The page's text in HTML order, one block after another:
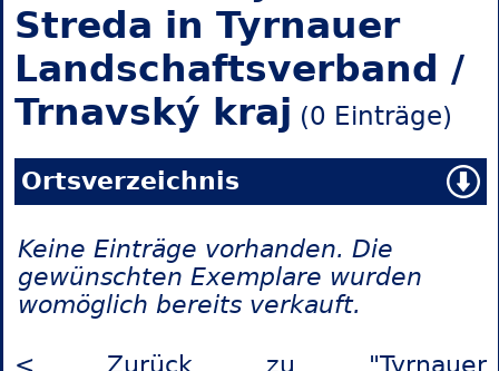
Streda in Tyrnauer
Landschaftsverband /
Trnavský kraj (0 Einträge)
Ortsverzeichnis
Keine Einträge vorhanden. Die
gewünschten Exemplare wurden
womöglich bereits verkauft.
< Zurück zu "Tyrnauer